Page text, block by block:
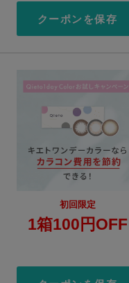
クーポンを保存
初回限定
1箱100円OFF